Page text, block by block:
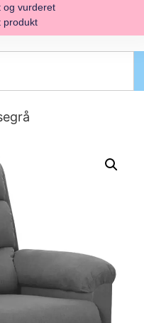
og vurderet
produkt